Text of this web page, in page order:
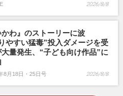
2026/8/8
かわ』のストーリーに波
やすい猛毒”投入ダメージを受
量発生、“子ども向け作品”に
8月18日・25日号 2026/8/8